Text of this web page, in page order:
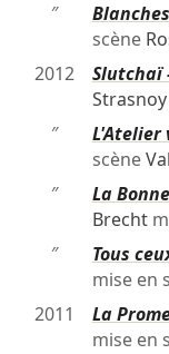
″
Blanches
scène
2012
Slutchaï
Strasnoy
″
L'Atelier
scène
″
La
Brecht
″
Tous
mise en
2011
La
mise en